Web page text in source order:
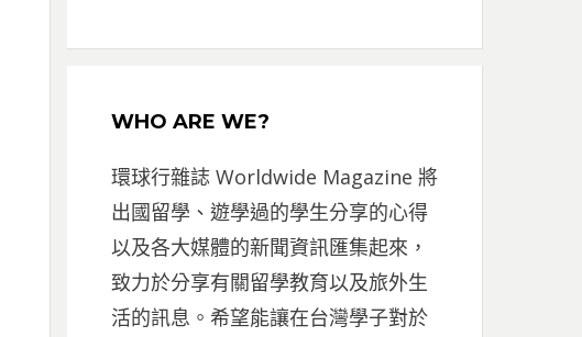
WHO ARE WE?
環球行雜誌 Worldwide Magazine 將
出國留學、遊學過的學生分享的心得
以及各大媒體的新聞資訊匯集起來，
致力於分享有關留學教育以及旅外生
活的訊息。希望能讓在台灣學子對於